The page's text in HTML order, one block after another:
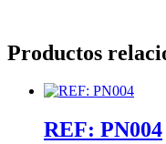
Productos
REF: PN004